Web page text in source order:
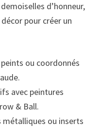
d’honneur,
pour créer un
ou coordonnés
avec peintures
& Ball.
métalliques ou inserts